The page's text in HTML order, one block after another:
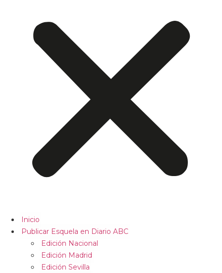
Inicio
Publicar Esquela en Diario ABC
Edición Nacional
Edición Madrid
Edición Sevilla